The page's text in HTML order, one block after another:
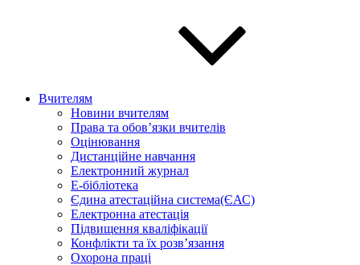
Вчителям
Новини вчителям
Права та обов’язки вчителів
Оцінювання
Дистанційне навчання
Електронний журнал
E-бібліотека
Єдина атестаційна система(ЄАС)
Електронна атестація
Підвищення кваліфікації
Конфлікти та їх розв’язання
Охорона праці